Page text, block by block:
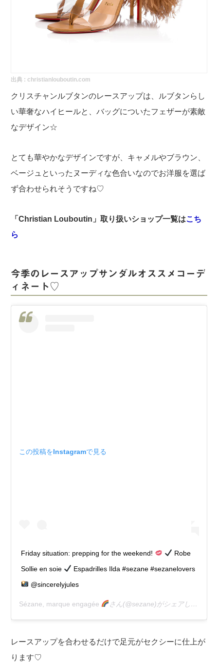
出典 :christianlouboutin.com
クリスチャンルブタンのレースアップは、ルブタンらし
い華奢なハイヒールと、バッグについたフェザーが素敵
なデザイン☆
とても華やかなデザインですが、キャメルやブラウン、
ベージュといったヌーディな色合いなのでお洋服を選ば
ず合わせられそうですね♡
「Christian Louboutin 」取り扱いショップ一覧はこち
ら
今季のレースアップサンダルオススメコーデ
ィネート♡
この投稿をInstagramで見る
Friday situation: prepping for the weekend!
Robe
Sollie en soie
Espadrilles Ilda #sezane #sezanelovers
@sincerelyjules
Sézane, marque engagée さん(@sezane)がシェアした投稿 –
レースアップを合わせるだけで足元がセクシーに仕上が
ります♡